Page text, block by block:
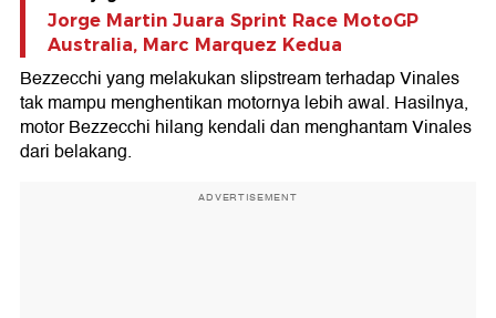
Jorge Martin Juara Sprint Race MotoGP
Australia, Marc Marquez Kedua
Bezzecchi yang melakukan slipstream terhadap Vinales
tak mampu menghentikan motornya lebih awal. Hasilnya,
motor Bezzecchi hilang kendali dan menghantam Vinales
dari belakang.
ADVERTISEMENT